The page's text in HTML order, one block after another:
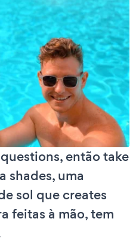
então take
shades, uma
sol que creates
feitas à mão, tem